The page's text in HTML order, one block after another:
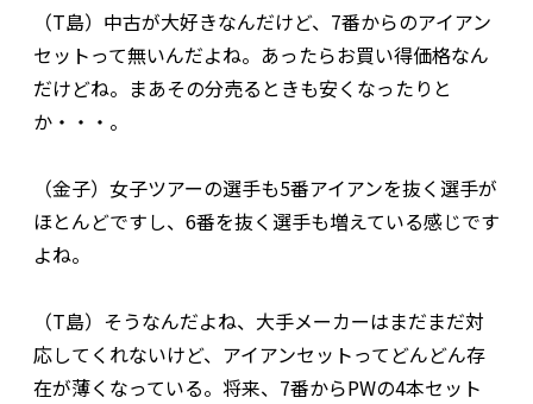
（T島）中古が大好きなんだけど、7番からのアイアン
セットって無いんだよね。あったらお買い得価格なん
だけどね。まあその分売るときも安くなったりと
か・・・。
（金子）女子ツアーの選手も5番アイアンを抜く選手が
ほとんどですし、6番を抜く選手も増えている感じです
よね。
（T島）そうなんだよね、大手メーカーはまだまだ対
応してくれないけど、アイアンセットってどんどん存
在が薄くなっている。将来、7番からPWの4本セット